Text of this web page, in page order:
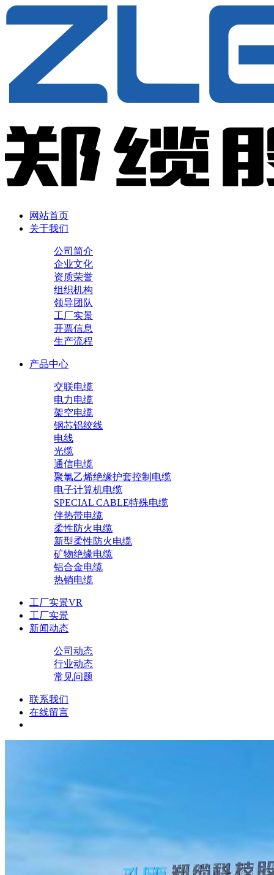
网站首页
关于我们
公司简介
企业文化
资质荣誉
组织机构
领导团队
工厂实景
开票信息
生产流程
产品中心
交联电缆
电力电缆
架空电缆
钢芯铝绞线
电线
光缆
通信电缆
聚氯乙烯绝缘护套控制电缆
电子计算机电缆
SPECIAL CABLE特殊电缆
伴热带电缆
柔性防火电缆
新型柔性防火电缆
矿物绝缘电缆
铝合金电缆
热销电缆
工厂实景VR
工厂实景
新闻动态
公司动态
行业动态
常见问题
联系我们
在线留言